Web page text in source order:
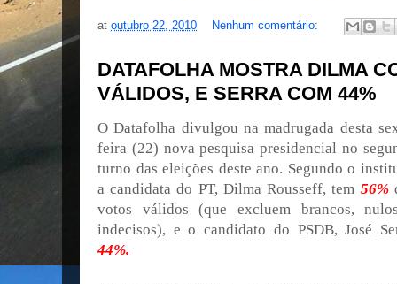
at outubro 22, 2010 Nenhum comentário:
DATAFOLHA MOSTRA DILMA
VÁLIDOS, E SERRA COM 44%
O Datafolha divulgou na madrugada desta
feira (22) nova pesquisa presidencial no
turno das eleições deste ano. Segundo o
a candidata do PT, Dilma Rousseff, tem 56%
votos válidos (que excluem brancos,
indecisos), e o candidato do PSDB, José
44%.